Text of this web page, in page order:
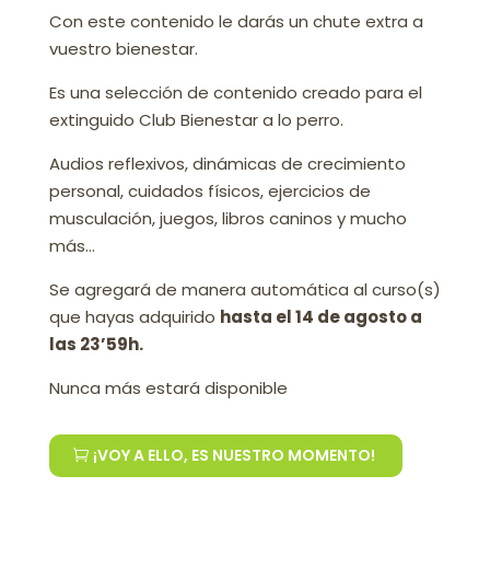
Con este contenido le darás un chute extra a
vuestro bienestar.
Es una selección de contenido creado para el
extinguido Club Bienestar a lo perro.
Audios reflexivos, dinámicas de crecimiento
personal, cuidados físicos, ejercicios de
musculación, juegos, libros caninos y mucho
más…
Se agregará de manera automática al curso(s)
que hayas adquirido hasta el 14 de agosto a
las 23’59h.
Nunca más estará disponible
¡VOY A ELLO, ES NUESTRO MOMENTO!